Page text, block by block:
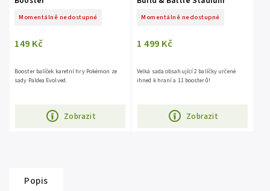
Momentálně nedostupné
149 Kč
Zobrazit
Booster balíček karetní hry Pokémon ze
sady Paldea Evolved.
Momentálně nedostupné
1 499 Kč
Zobrazit
Velká sada obsahující 2 balíčky určené
ihned k hraní a 11 boosterů!
Popis